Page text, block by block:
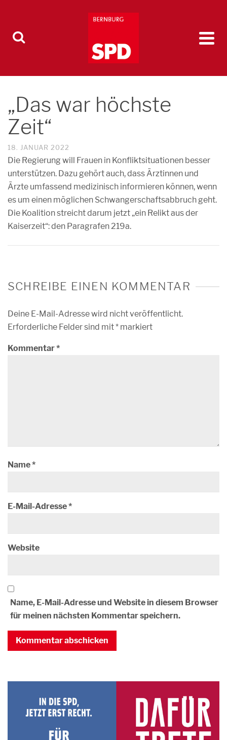
„Das war höchste
Zeit“
18. JANUAR 2022
Die Regierung will Frauen in Konfliktsituationen besser
unterstützen. Dazu gehört auch, dass Ärztinnen und
Ärzte umfassend medizinisch informieren können, wenn
es um einen möglichen Schwangerschaftsabbruch geht.
Die Koalition streicht darum jetzt „ein Relikt aus der
Kaiserzeit“: den Paragrafen 219a.
SCHREIBE EINEN KOMMENTAR
Deine E-Mail-Adresse wird nicht veröffentlicht.
Erforderliche Felder sind mit* markiert
Kommentar*
Name*
E-Mail-Adresse*
Website
Name, E-Mail-Adresse und Website in diesem Browser
für meinen nächsten Kommentar speichern.